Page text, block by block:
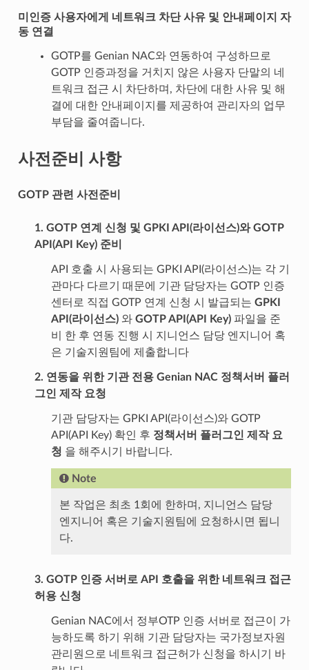
미인증 사용자에게 네트워크 차단 사유 및 안내페이지 자
동 연결
GOTP를 Genian NAC와 연동하여 구성하므로
GOTP 인증과정을 거치지 않은 사용자 단말의 네
트워크 접근 시 차단하며, 차단에 대한 사유 및 해
결에 대한 안내페이지를 제공하여 관리자의 업무
부담을 줄여줍니다.
사전준비 사항
GOTP 관련 사전준비
1. GOTP 연계 신청 및 GPKI API(라이선스)와 GOTP
API(API Key) 준비
API 호출 시 사용되는 GPKI API(라이선스)는 각 기
관마다 다르기 때문에 기관 담당자는 GOTP 인증
센터로 직접 GOTP 연계 신청 시 발급되는 GPKI
API(라이선스)와 GOTP API(API Key)파일을 준
비 한 후 연동 진행 시 지니언스 담당 엔지니어 혹
은 기술지원팀에 제출합니다
2. 연동을 위한 기관 전용 Genian NAC 정책서버 플러
그인 제작 요청
기관 담당자는 GPKI API(라이선스)와 GOTP
API(API Key) 확인 후 정책서버 플러그인 제작 요
청 을 해주시기 바랍니다.
Note
본 작업은 최초 1회에 한하며, 지니언스 담당
엔지니어 혹은 기술지원팀에 요청하시면 됩니
다.
3. GOTP 인증 서버로 API 호출을 위한 네트워크 접근
허용 신청
Genian NAC에서 정부OTP 인증 서버로 접근이 가
능하도록 하기 위해 기관 담당자는 국가정보자원
관리원으로 네트워크 접근허가 신청을 하시기 바